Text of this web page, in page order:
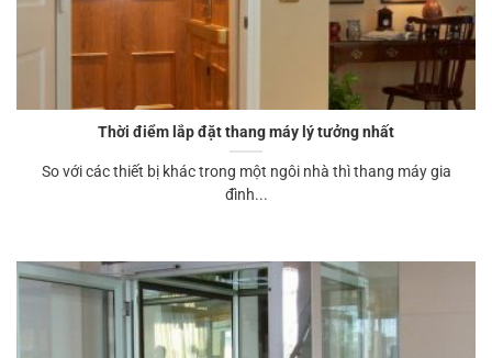
Thời điểm lắp đặt thang máy lý tưởng nhất
So với các thiết bị khác trong một ngôi nhà thì thang máy gia
đình...